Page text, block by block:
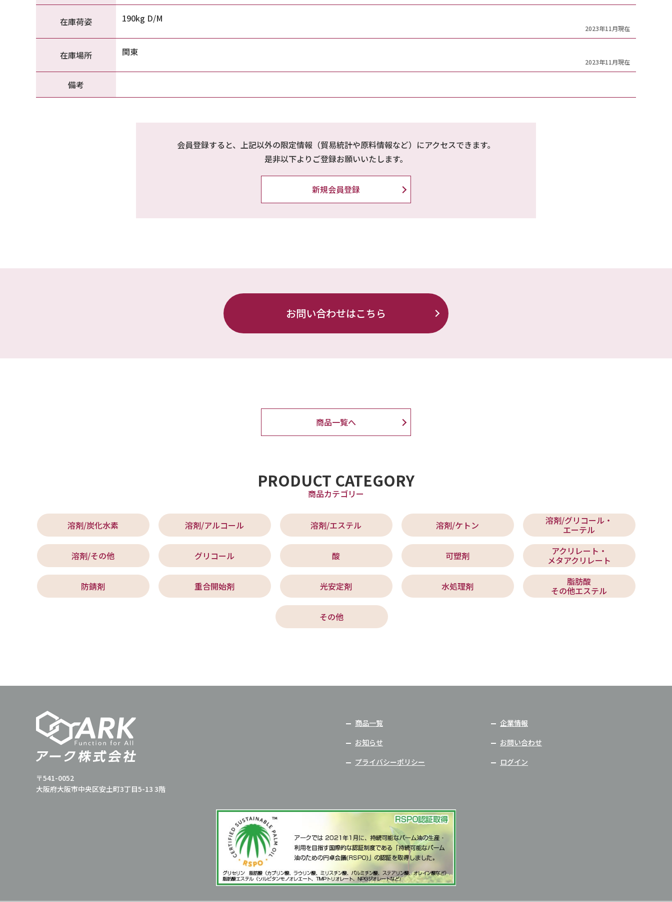
在庫荷姿 190kg D/M
2023年11月現在
在庫場所 関東
2023年11月現在
備考
会員登録すると、上記以外の限定情報（貿易統計や原料情報など）にアクセスできます。
是非以下よりご登録お願いいたします。
新規会員登録
お問い合わせはこちら
商品一覧へ
PRODUCT CATEGORY
商品カテゴリー
溶剤/炭化水素 溶剤/アルコール 溶剤/エステル 溶剤/ケトン 溶剤/グリコール・
エーテル
溶剤/その他 グリコール 酸 可塑剤 アクリレート・
メタアクリレート
防錆剤 重合開始剤 光安定剤 水処理剤 脂肪酸
その他エステル
その他
〒541-0052
大阪府大阪市中央区安土町3丁目5-13 3階
商品一覧
企業情報
お知らせ
お問い合わせ
プライバシーポリシー
ログイン